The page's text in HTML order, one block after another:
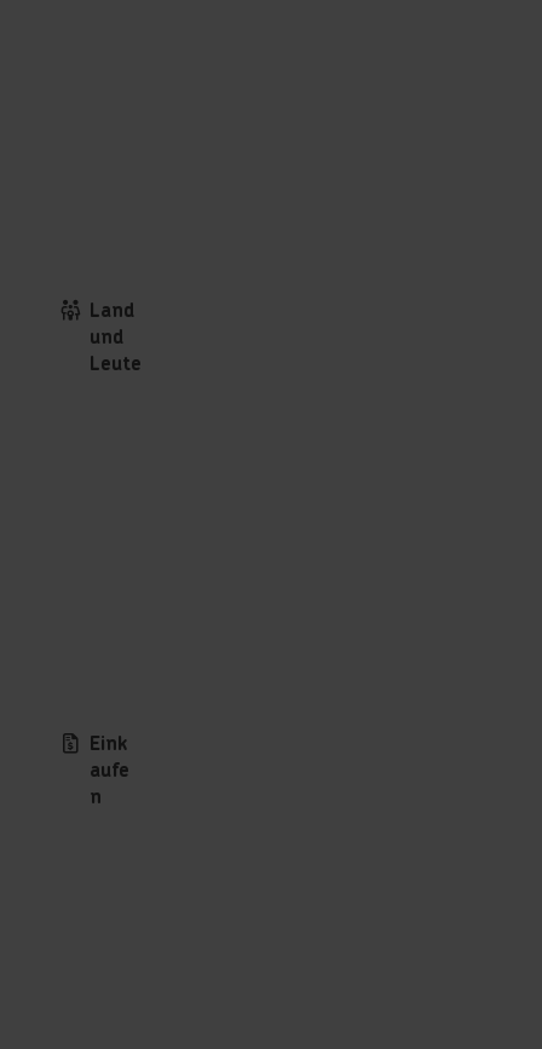
Land
und
Leute
Eink
aufe
n